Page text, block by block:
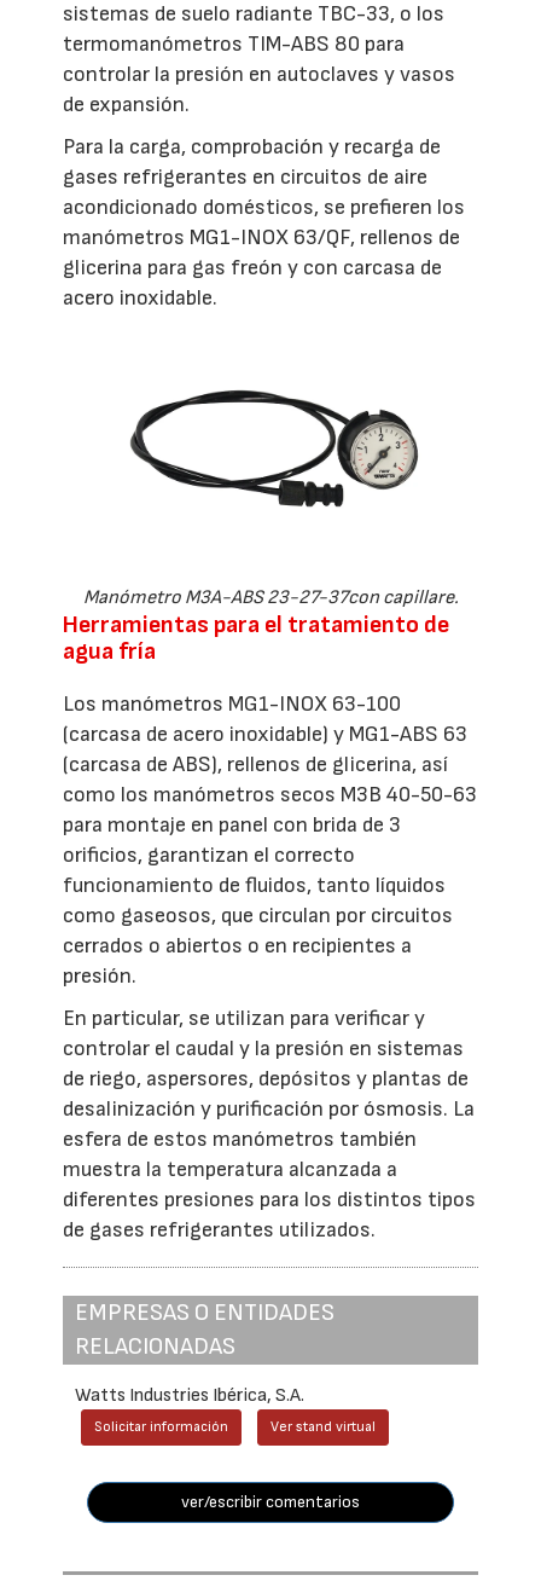
sistemas de suelo radiante TBC-33, o los
termomanómetros TIM-ABS 80 para
controlar la presión en autoclaves y vasos
de expansión.
Para la carga, comprobación y recarga de
gases refrigerantes en circuitos de aire
acondicionado domésticos, se prefieren los
manómetros MG1-INOX 63/QF, rellenos de
glicerina para gas freón y con carcasa de
acero inoxidable.
Manómetro M3A-ABS 23-27-37con capillare.
Herramientas para el tratamiento de
agua fría
Los manómetros MG1-INOX 63-100
(carcasa de acero inoxidable) y MG1-ABS 63
(carcasa de ABS), rellenos de glicerina, así
como los manómetros secos M3B 40-50-63
para montaje en panel con brida de 3
orificios, garantizan el correcto
funcionamiento de fluidos, tanto líquidos
como gaseosos, que circulan por circuitos
cerrados o abiertos o en recipientes a
presión.
En particular, se utilizan para verificar y
controlar el caudal y la presión en sistemas
de riego, aspersores, depósitos y plantas de
desalinización y purificación por ósmosis. La
esfera de estos manómetros también
muestra la temperatura alcanzada a
diferentes presiones para los distintos tipos
de gases refrigerantes utilizados.
EMPRESAS O ENTIDADES
RELACIONADAS
Watts Industries Ibérica, S.A.
Solicitar información Ver stand virtual
ver/escribir comentarios